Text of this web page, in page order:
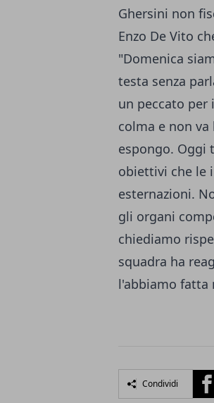
Ghersini non
Enzo De Vito
"Domenica
testa senza
un peccato per
colma e non
espongo. Oggi
obiettivi che le
esternazioni.
gli organi
chiediamo
squadra ha
l'abbiamo fatta
Condividi